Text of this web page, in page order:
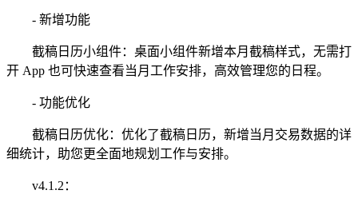
- 新增功能
截稿日历小组件：桌面小组件新增本月截稿样式，无需打
开 App 也可快速查看当月工作安排，高效管理您的日程。
- 功能优化
截稿日历优化：优化了截稿日历，新增当月交易数据的详
细统计，助您更全面地规划工作与安排。
v4.1.2：